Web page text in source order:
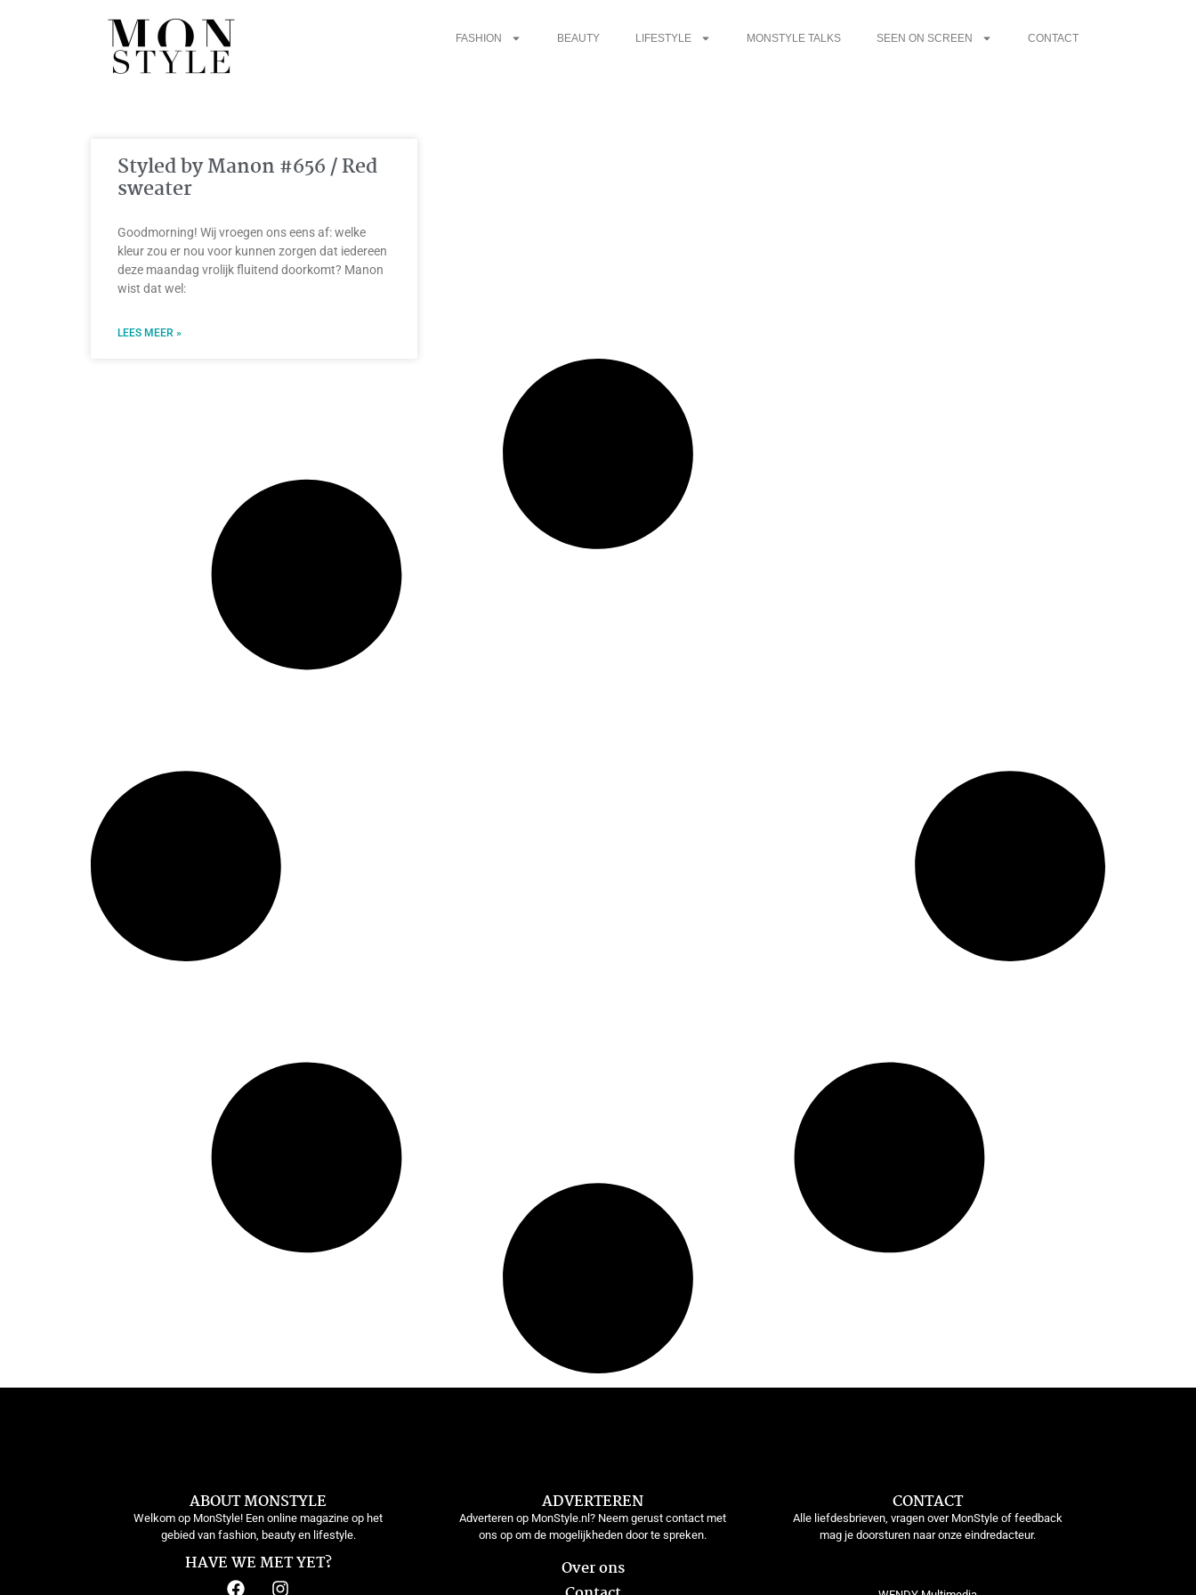
FASHION BEAUTY LIFESTYLE MONSTYLE TALKS SEEN ON SCREEN CONTACT
Styled by Manon #656 / Red
sweater
Goodmorning! Wij vroegen ons eens af: welke
kleur zou er nou voor kunnen zorgen dat iedereen
deze maandag vrolijk fluitend doorkomt? Manon
wist dat wel:
LEES MEER »
ABOUT MONSTYLE
Welkom op MonStyle! Een online magazine op het
gebied van fashion, beauty en lifestyle.
HAVE WE MET YET?
ADVERTEREN
Adverteren op MonStyle.nl? Neem gerust contact met
ons op om de mogelijkheden door te spreken.
Over ons
CONTACT
Alle liefdesbrieven, vragen over MonStyle of feedback
mag je doorsturen naar onze eindredacteur.